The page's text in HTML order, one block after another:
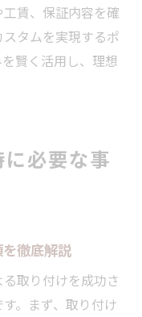
賃、保証内容を確
タムを実現するポ
賢く活用し、理想
必要な事
徹底解説
取り付けを成功さ
。まず、取り付け